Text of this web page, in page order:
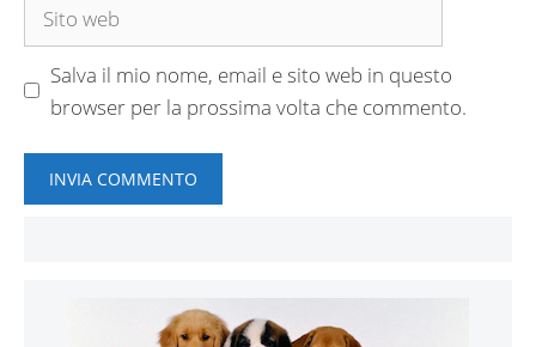
Salva il mio nome, email e sito web in questo
browser per la prossima volta che commento.